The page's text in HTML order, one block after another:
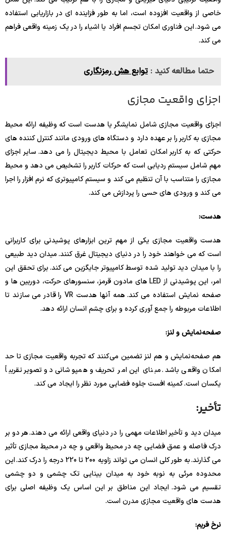
خاصی از واقعیت افزوده است، اما به طور فزاینده ای در بازاریابی استفاده
می شود. این فناوری امکان تجسم افراد یا اشیاء را در یک زمینه واقعی فراهم
می کند.
حتما مطالعه کنید : توابع هش رمزنگاری
اجزای واقعیت مجازی
اجزای واقعیت مجازی شامل نمایشگر یا هدست است که وظیفه ارائه محیط
مجازی به کاربر را بر عهده دارد و دستگاه های ورودی مانند کنترل کننده های
حرکتی که به کاربر امکان تعامل با محیط دیجیتال را می دهد. سایر اجزای
مهم شامل سیستم ردیابی است که حرکات کاربر را تشخیص می دهد و محیط
مجازی را متناسب با آن تنظیم می کند و سیستم کامپیوتری که نرم افزار را اجرا
می کند و ورودی های حسی را پردازش می کند.
هدست:
هدست واقعیت مجازی یکی از مهم ترین ابزارهای پوشیدنی برای کاربرانی
است که می خواهند خود را در دنیای دیجیتال غرق کنند. میدان دید طبیعی
را با میدان دید تولید شده توسط کامپیوتر جایگزین می کند. برای تحقق این
امر، این پوشیدنی از LED های مادون قرمز، سنسورهای حرکت، دوربین ها و
صفحه نمایش استفاده می کند. همه آنها هدست VR را قادر می سازند تا
اطلاعات مربوطه را جمع آوری کرده و برای چشم انسان ارائه دهد.
صفحه‌نمایش و لنز:
هم صفحه‌نمایش و هم لنز تضمین می‌کنند که تجربه واقعیت مجازی تا حد
امکان واقعی باشد. مبنای این امر تحریف و همپوشانی دو تصویر تقریباً
یکسان است. کمینه افست جلوه فضایی مورد نظر را ایجاد می کند.
تأخیر:
میدان دید و تأخیر اطلاعات مهمی را در دنیای واقعی ارائه می دهند. هر دو بر
درک فاصله و عمق فضایی چه در محیط واقعی و چه در محیط مجازی تأثیر
می گذارند. به طور کلی انسان می تواند زاویه 200 تا 220 درجه را درک کند. این
محدوده مرئی به نوبه خود به میدان بینایی تک چشمی و دو چشمی
تقسیم می شود. ایجاد این مناطق بر این اساس یک وظیفه اصلی برای
هدست های واقعیت مجازی مدرن است.
نرخ فریم: